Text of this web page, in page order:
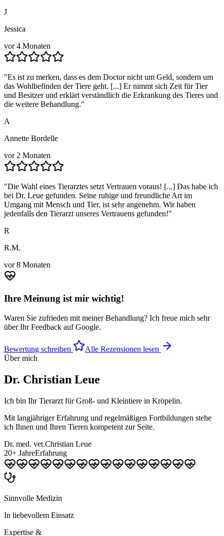
J
Jessica
vor 4 Monaten
"Es ist zu merken, dass es dem Doctor nicht um Geld, sondern um
das Wohlbefinden der Tiere geht. [...] Er nimmt sich Zeit für Tier
und Besitzer und erklärt verständlich die Erkrankung des Tieres und
die weitere Behandlung."
A
Annette Bordelle
vor 2 Monaten
"Die Wahl eines Tierarztes setzt Vertrauen voraus! [...] Das habe ich
bei Dr. Leue gefunden. Seine ruhige und freundliche Art im
Umgang mit Mensch und Tier, ist sehr angenehm. Wir haben
jedenfalls den Tierarzt unseres Vertrauens gefunden!"
R
R.M.
vor 8 Monaten
Ihre Meinung ist mir wichtig!
Waren Sie zufrieden mit meiner Behandlung? Ich freue mich sehr
über Ihr Feedback auf Google.
Bewertung schreiben
Alle Rezensionen lesen
Über mich
Dr. Christian Leue
Ich bin Ihr Tierarzt für Groß- und Kleintiere in Kröpelin.
Mit langjähriger Erfahrung und regelmäßigen Fortbildungen stehe
ich Ihnen und Ihren Tieren kompetent zur Seite.
Dr. med. vet.Christian Leue
20+ JahreErfahrung
Sinnvolle Medizin
In liebevollem Einsatz
Expertise &